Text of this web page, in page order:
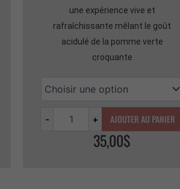
une expérience vive et
rafraîchissante mêlant le goût
acidulé de la pomme verte
croquante
- + AJOUTER AU PANIER
35,00$